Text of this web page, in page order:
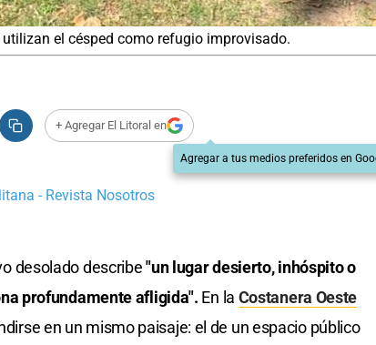
el césped como refugio improvisado.
+ Agregar El Litoral en
Agregar a tus medios preferidos en
- Revista Nosotros
desolado describe"un lugar desierto, inhóspito o
profundamente afligida". En la Costanera Oeste
en un mismo paisaje: el de un espacio público